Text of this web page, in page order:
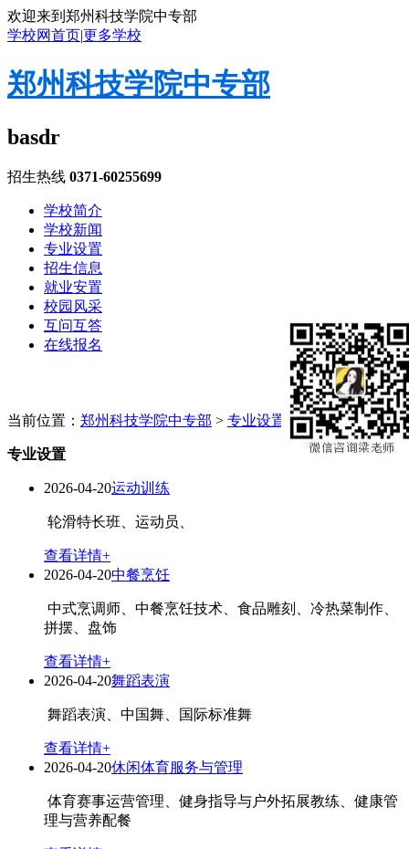
欢迎来到郑州科技学院中专部
学校网首页|更多学校
郑州科技学院中专部
basdr
招生热线 0371-60255699
学校简介
学校新闻
专业设置
招生信息
就业安置
校园风采
互问互答
在线报名
当前位置： 郑州科技学院中专部 > 专业设置
专业设置
2026-04-20运动训练
轮滑特长班、运动员、
查看详情+
2026-04-20中餐烹饪
中式烹调师、中餐烹饪技术、食品雕刻、冷热菜制作、
拼摆、盘饰
查看详情+
2026-04-20舞蹈表演
舞蹈表演、中国舞、国际标准舞
查看详情+
2026-04-20休闲体育服务与管理
体育赛事运营管理、健身指导与户外拓展教练、健康管
理与营养配餐